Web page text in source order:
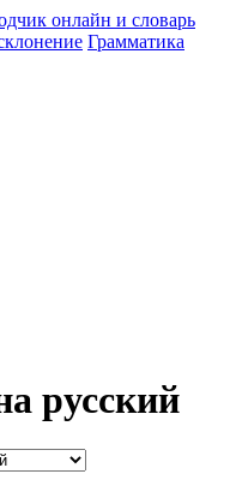
Грамматика
русский